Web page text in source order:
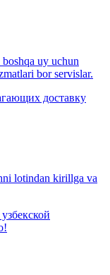
uy uchun
bor servislar.
доставку
lotindan kirillga va